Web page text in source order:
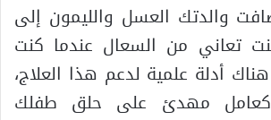
والدتك العسل والليمون إلى
تعاني من السعال عندما كنت
أدلة علمية لدعم هذا العلاج،
مهدئ على حلق طفلك